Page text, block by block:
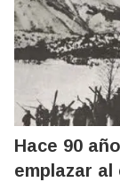
Hace 90
emplazar